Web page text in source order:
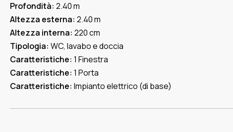
Profondità: 2.40 m
Altezza esterna: 2.40 m
Altezza interna: 220 cm
Tipologia: WC, lavabo e doccia
Caratteristiche: 1 Finestra
Caratteristiche: 1 Porta
Caratteristiche: Impianto elettrico (di base)